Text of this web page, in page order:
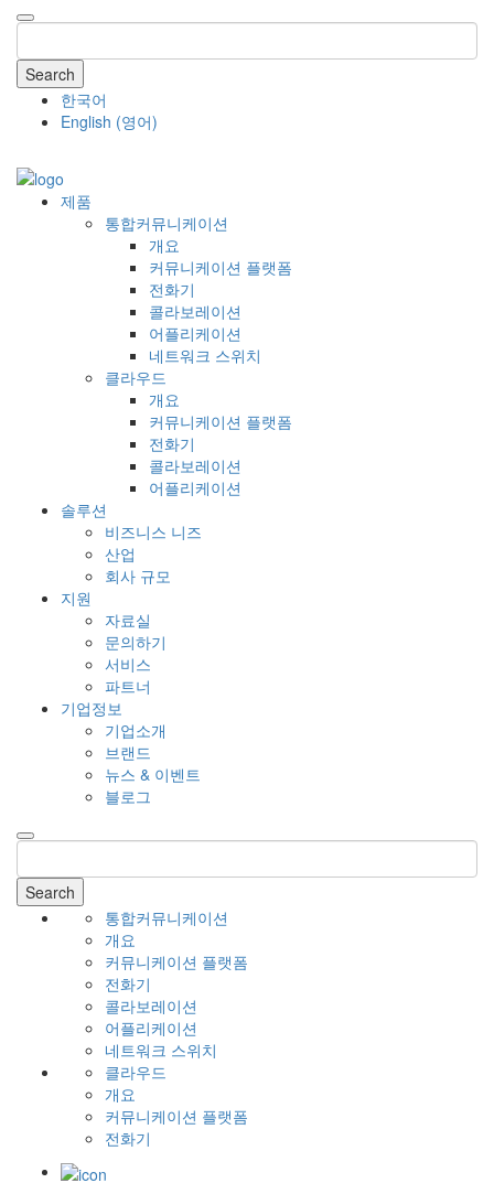
Search
한국어
English (영어)
제품
통합커뮤니케이션
개요
커뮤니케이션 플랫폼
전화기
콜라보레이션
어플리케이션
네트워크 스위치
클라우드
개요
커뮤니케이션 플랫폼
전화기
콜라보레이션
어플리케이션
솔루션
비즈니스 니즈
산업
회사 규모
지원
자료실
문의하기
서비스
파트너
기업정보
기업소개
브랜드
뉴스 & 이벤트
블로그
Search
통합커뮤니케이션
개요
커뮤니케이션 플랫폼
전화기
콜라보레이션
어플리케이션
네트워크 스위치
클라우드
개요
커뮤니케이션 플랫폼
전화기